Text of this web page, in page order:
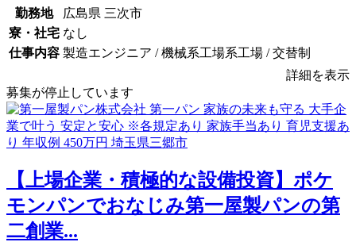
勤務地
広島県 三次市
寮・社宅 なし
仕事内容 製造エンジニア / 機械系工場系工場 / 交替制
詳細を表示
募集が停止しています
【上場企業・積極的な設備投資】ポケ
モンパンでおなじみ第一屋製パンの第
二創業...